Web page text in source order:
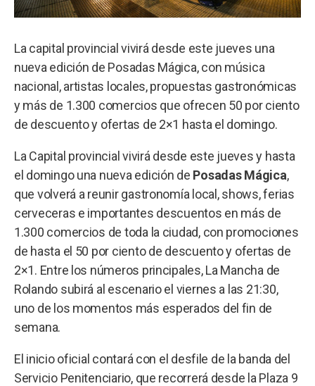
La capital provincial vivirá desde este jueves una
nueva edición de Posadas Mágica, con música
nacional, artistas locales, propuestas gastronómicas
y más de 1.300 comercios que ofrecen 50 por ciento
de descuento y ofertas de 2×1 hasta el domingo.
La Capital provincial vivirá desde este jueves y hasta
el domingo una nueva edición de Posadas Mágica,
que volverá a reunir gastronomía local, shows, ferias
cerveceras e importantes descuentos en más de
1.300 comercios de toda la ciudad, con promociones
de hasta el 50 por ciento de descuento y ofertas de
2×1. Entre los números principales, La Mancha de
Rolando subirá al escenario el viernes a las 21:30,
uno de los momentos más esperados del fin de
semana.
El inicio oficial contará con el desfile de la banda del
Servicio Penitenciario, que recorrerá desde la Plaza 9